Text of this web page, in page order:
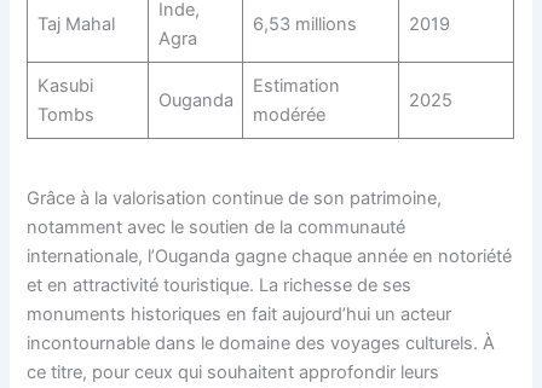
Taj Mahal
Inde,
Agra
6,53 millions 2019
Kasubi
Tombs
Ouganda
Estimation
modérée
2025
Grâce à la valorisation continue de son patrimoine,
notamment avec le soutien de la communauté
internationale, l’Ouganda gagne chaque année en notoriété
et en attractivité touristique. La richesse de ses
monuments historiques en fait aujourd’hui un acteur
incontournable dans le domaine des voyages culturels. À
ce titre, pour ceux qui souhaitent approfondir leurs